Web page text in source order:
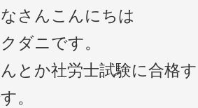
さんこんにちは
ダニです。
とか社労士試験に合格
。